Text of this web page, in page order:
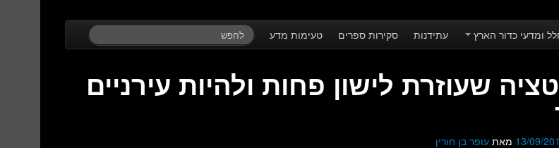
ומדעי כדור הארץ עתידנות סקירות ספרים טעימות מדע
שעוזרת לישון פחות ולהיות עירניים
13/09/ מאת עופר בן חורין